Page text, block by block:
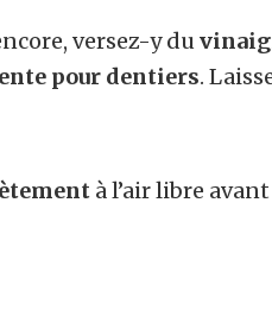
versez-y du
pour dentiers.
à l’air libre